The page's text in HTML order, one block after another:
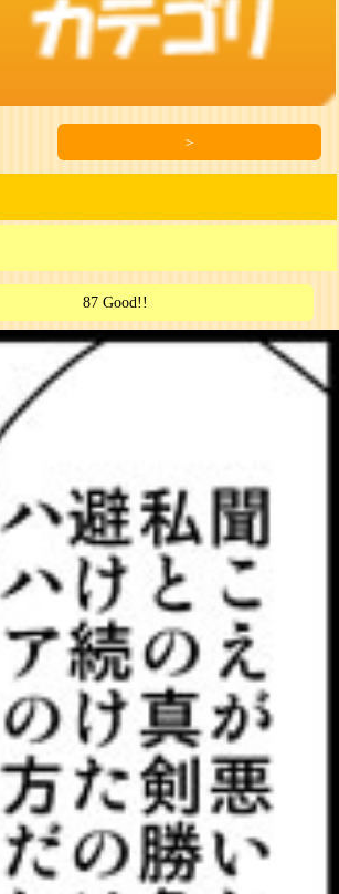
＞
87 Good!!